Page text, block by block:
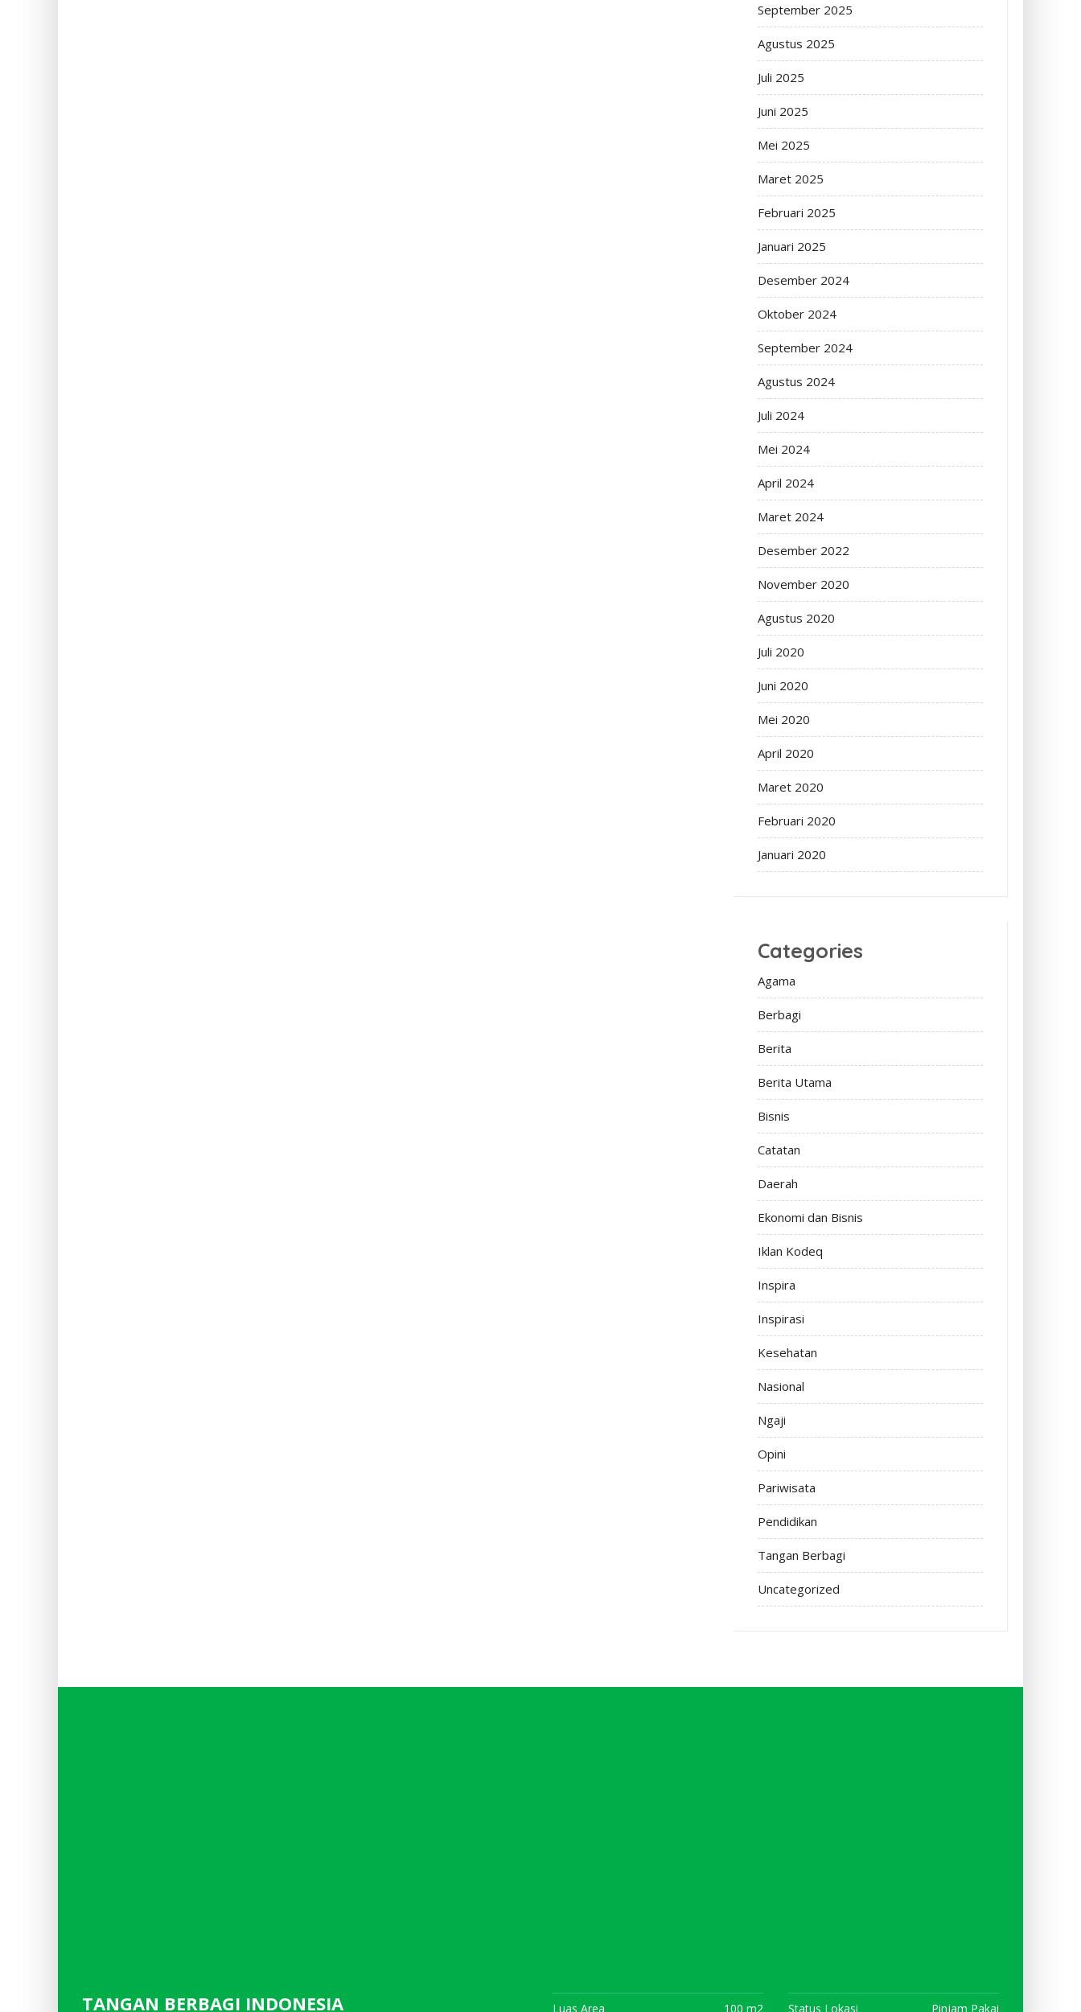
September 2025
Agustus 2025
Juli 2025
Juni 2025
Mei 2025
Maret 2025
Februari 2025
Januari 2025
Desember 2024
Oktober 2024
September 2024
Agustus 2024
Juli 2024
Mei 2024
April 2024
Maret 2024
Desember 2022
November 2020
Agustus 2020
Juli 2020
Juni 2020
Mei 2020
April 2020
Maret 2020
Februari 2020
Januari 2020
Categories
Agama
Berbagi
Berita
Berita Utama
Bisnis
Catatan
Daerah
Ekonomi dan Bisnis
Iklan Kodeq
Inspira
Inspirasi
Kesehatan
Nasional
Ngaji
Opini
Pariwisata
Pendidikan
Tangan Berbagi
Uncategorized
TANGAN BERBAGI INDONESIA Luas Area 100 m2 Status Lokasi Pinjam Pakai